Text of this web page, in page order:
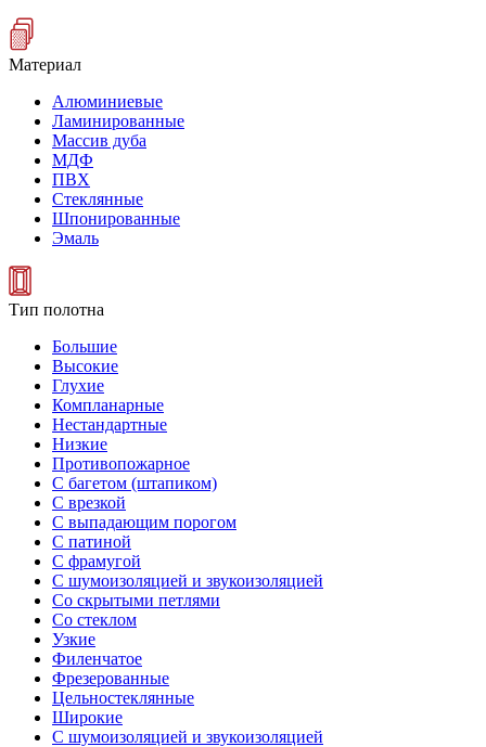
Материал
Алюминиевые
Ламинированные
Массив дуба
МДФ
ПВХ
Стеклянные
Шпонированные
Эмаль
Тип полотна
Большие
Высокие
Глухие
Компланарные
Нестандартные
Низкие
Противопожарное
С багетом (штапиком)
С врезкой
С выпадающим порогом
С патиной
С фрамугой
С шумоизоляцией и звукоизоляцией
Со скрытыми петлями
Со стеклом
Узкие
Филенчатое
Фрезерованные
Цельностеклянные
Широкие
С шумоизоляцией и звукоизоляцией